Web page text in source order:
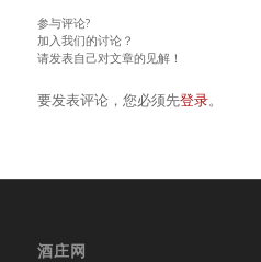
参与评论?
加入我们的讨论？
请发表自己对文章的见解！
要发表评论，您必须先登录。
酒庄网